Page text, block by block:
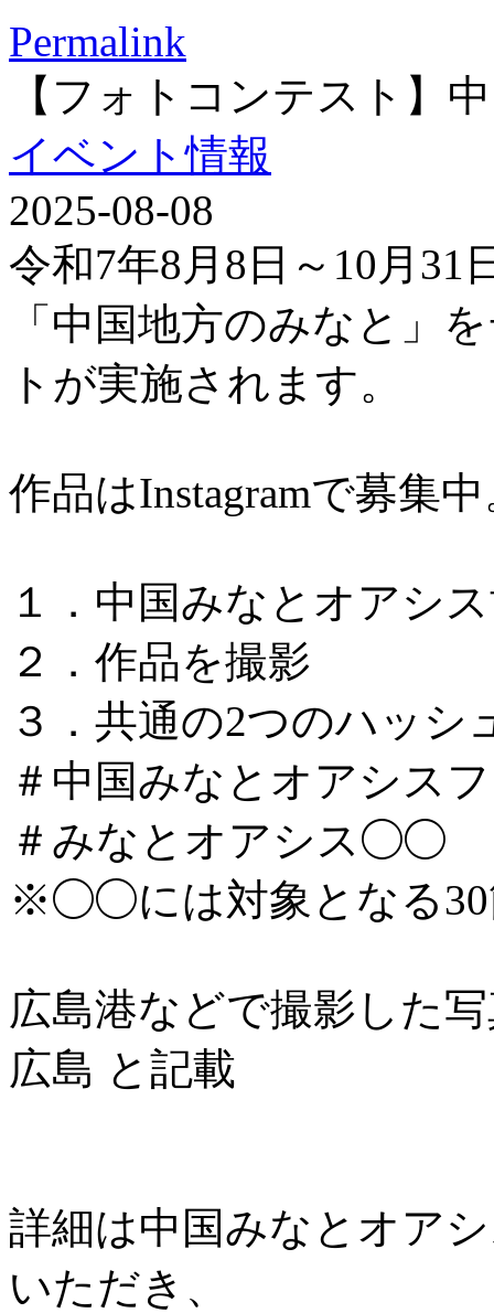
Permalink
【フォトコンテスト】
イベント情報
2025-08-08
令和7年8月8日～10月31
「中国地方のみなと」
トが実施されます。
作品はInstagramで募集
１．中国みなとオアシ
２．作品を撮影
３．共通の2つのハッシ
＃中国みなとオアシス
＃みなとオアシス◯◯
※◯◯には対象となる30
広島港などで撮影した
広島 と記載
詳細は中国みなとオア
いただき、